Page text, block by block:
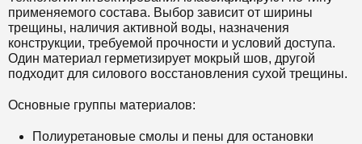
применяемого состава. Выбор зависит от ширины
трещины, наличия активной воды, назначения
конструкции, требуемой прочности и условий доступа.
Один материал герметизирует мокрый шов, другой
подходит для силового восстановления сухой трещины.
Основные группы материалов:
Полиуретановые смолы и пены для остановки